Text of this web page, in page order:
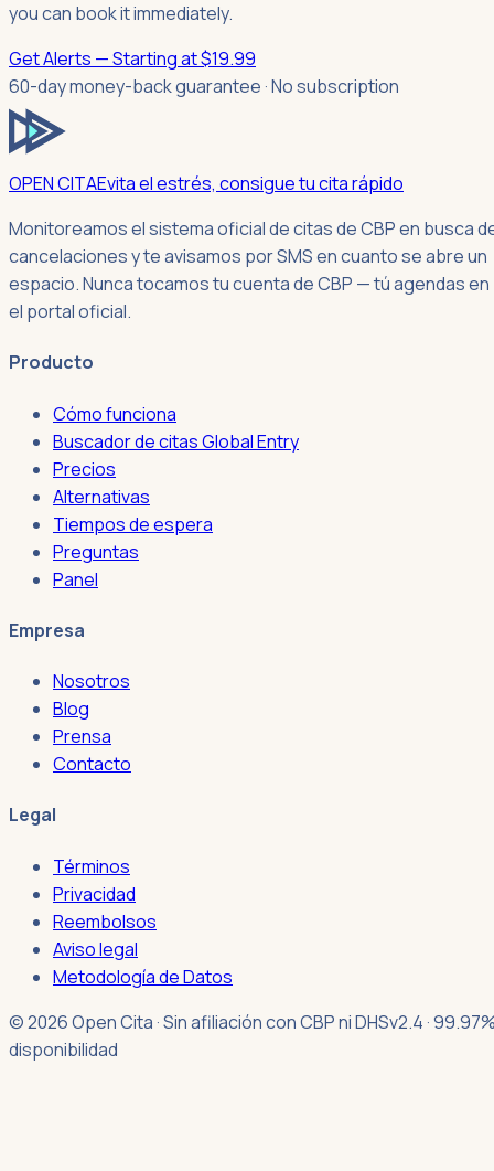
you can book it immediately.
Get Alerts — Starting at $19.99
60-day money-back guarantee · No subscription
OPEN CITAEvita el estrés, consigue tu cita rápido
Monitoreamos el sistema oficial de citas de CBP en busca
cancelaciones y te avisamos por SMS en cuanto se abre un
espacio. Nunca tocamos tu cuenta de CBP — tú agendas en
el portal oficial.
Producto
Cómo funciona
Buscador de citas Global Entry
Precios
Alternativas
Tiempos de espera
Preguntas
Panel
Empresa
Nosotros
Blog
Prensa
Contacto
Legal
Términos
Privacidad
Reembolsos
Aviso legal
Metodología de Datos
© 2026 Open Cita · Sin afiliación con CBP ni DHSv2.4 ·
disponibilidad